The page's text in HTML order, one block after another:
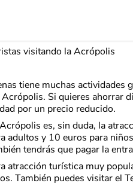
visitando la Acrópolis
tiene muchas actividades
Si quieres ahorrar
por un precio reducido.
es, sin duda, la
adultos y 10 euros para
tendrás que pagar la
atracción turística muy
También puedes visitar el